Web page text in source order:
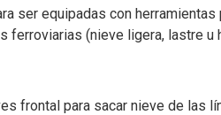
ser equipadas con herramientas
ferroviarias (nieve ligera, lastre u
frontal para sacar nieve de las